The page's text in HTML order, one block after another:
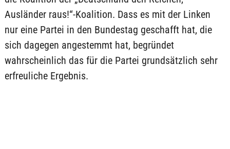
Ausländer raus!“-Koalition. Dass es mit der Linken
nur eine Partei in den Bundestag geschafft hat, die
sich dagegen angestemmt hat, begründet
wahrscheinlich das für die Partei grundsätzlich sehr
erfreuliche Ergebnis.